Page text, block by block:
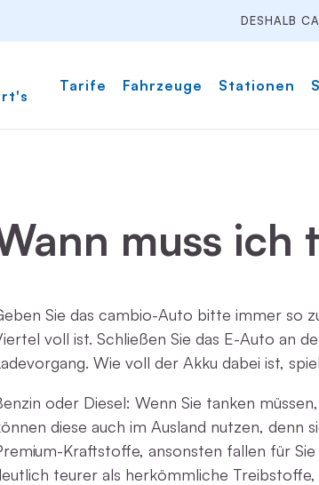
DESHALB
Tarife Fahrzeuge Stationen
muss ich
Sie das cambio-Auto bitte immer so
voll ist. Schließen Sie das E-Auto an
Wie voll der Akku dabei ist,
oder Diesel: Wenn Sie tanken
diese auch im Ausland nutzen, denn
Kraftstoffe, ansonsten fallen für Sie
teurer als herkömmliche